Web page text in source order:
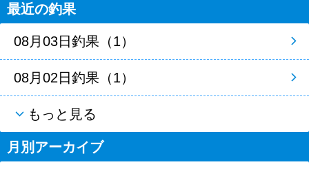
最近の釣果
08月03日釣果（1）
08月02日釣果（1）
もっと見る
月別アーカイブ